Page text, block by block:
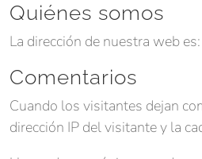
Quiénes somos
La dirección de nuestra web
Comentarios
Cuando los visitantes dejan
dirección IP del visitante y la